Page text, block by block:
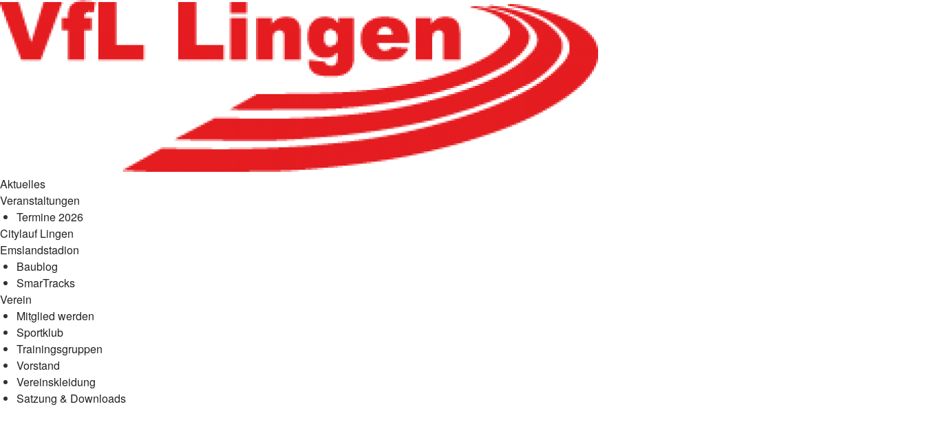
Aktuelles
Veranstaltungen
Termine 2026
Citylauf Lingen
Emslandstadion
Baublog
SmarTracks
Verein
Mitglied werden
Sportklub
Trainingsgruppen
Vorstand
Vereinskleidung
Satzung & Downloads